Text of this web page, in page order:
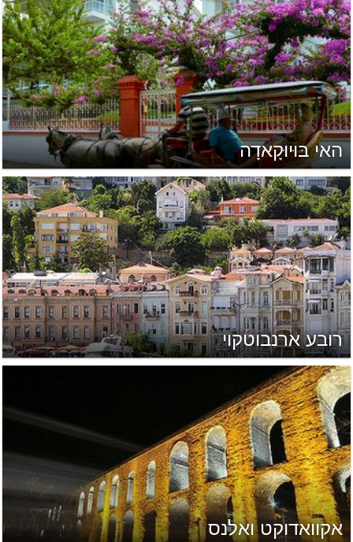
האי בּוּיוּקָאדָה
רובע ארנבוטקוי
אקוואדוקט ואלנס